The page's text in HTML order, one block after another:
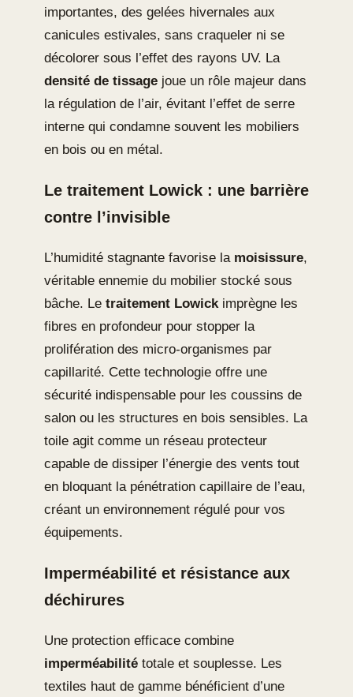
importantes, des gelées hivernales aux
canicules estivales, sans craqueler ni se
décolorer sous l’effet des rayons UV. La
densité de tissage joue un rôle majeur dans
la régulation de l’air, évitant l’effet de serre
interne qui condamne souvent les mobiliers
en bois ou en métal.
Le traitement Lowick : une barrière
contre l’invisible
L’humidité stagnante favorise la moisissure,
véritable ennemie du mobilier stocké sous
bâche. Le traitement Lowick imprègne les
fibres en profondeur pour stopper la
prolifération des micro-organismes par
capillarité. Cette technologie offre une
sécurité indispensable pour les coussins de
salon ou les structures en bois sensibles. La
toile agit comme un réseau protecteur
capable de dissiper l’énergie des vents tout
en bloquant la pénétration capillaire de l’eau,
créant un environnement régulé pour vos
équipements.
Imperméabilité et résistance aux
déchirures
Une protection efficace combine
imperméabilité totale et souplesse. Les
textiles haut de gamme bénéficient d’une